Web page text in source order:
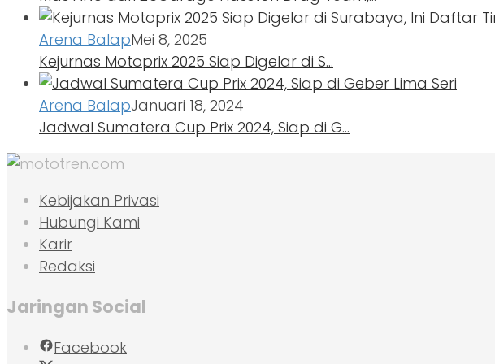
Arena BalapMei 8, 2025
Kejurnas Motoprix 2025 Siap Digelar di S…
Arena BalapJanuari 18, 2024
Jadwal Sumatera Cup Prix 2024, Siap di G…
Kebijakan Privasi
Hubungi Kami
Karir
Redaksi
Jaringan Social
Facebook